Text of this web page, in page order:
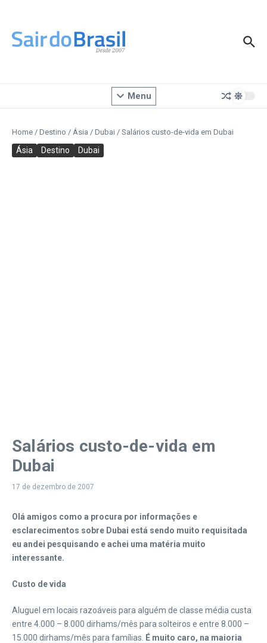
Menu
Home / Destino / Ásia / Dubai / Salários custo-de-vida em Dubai
Ásia Destino Dubai
Salários custo-de-vida em
Dubai
17 de dezembro de 2007
Olá amigos como a procura por informações e
esclarecimentos sobre Dubai está sendo muito requisitada
eu andei pesquisando e achei uma matéria muito
interessante.
Custo de vida
Aluguel em locais razoáveis para alguém de classe média custa
entre 4.000 – 8.000 dirhams/mês para solteiros e entre 8.000 –
15.000 dirhams/mês para famílias.
É muito caro, na maioria